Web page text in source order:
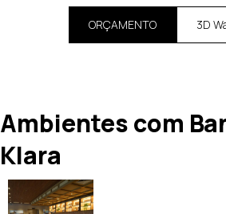
ORÇAMENTO 3D
Ambientes com
Klara